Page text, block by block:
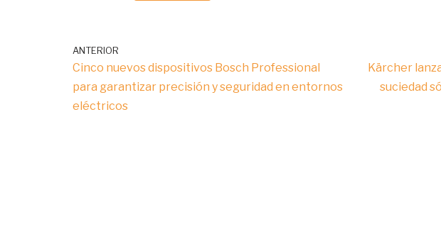
ANTERIOR
Cinco nuevos dispositivos Bosch Professional
para garantizar precisión y seguridad en entornos
eléctricos
Kärcher
suciedad